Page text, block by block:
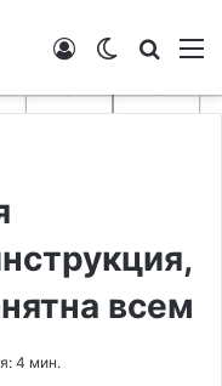
Switch skin
Войти
всем
4 мин.